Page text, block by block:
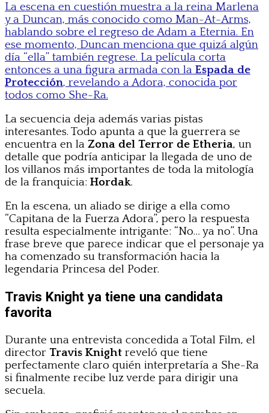
La escena en cuestión muestra a la reina Marlena
y a Duncan, más conocido como Man-At-Arms,
hablando sobre el regreso de Adam a Eternia. En
ese momento, Duncan menciona que quizá algún
día “ella” también regrese. La película corta
entonces a una figura armada con la Espada de
Protección, revelando a Adora, conocida por
todos como She-Ra.
La secuencia deja además varias pistas
interesantes. Todo apunta a que la guerrera se
encuentra en la Zona del Terror de Etheria, un
detalle que podría anticipar la llegada de uno de
los villanos más importantes de toda la mitología
de la franquicia: Hordak.
En la escena, un aliado se dirige a ella como
“Capitana de la Fuerza Adora”, pero la respuesta
resulta especialmente intrigante: “No… ya no”. Una
frase breve que parece indicar que el personaje ya
ha comenzado su transformación hacia la
legendaria Princesa del Poder.
Travis Knight ya tiene una candidata
favorita
Durante una entrevista concedida a Total Film, el
director Travis Knight reveló que tiene
perfectamente claro quién interpretaría a She-Ra
si finalmente recibe luz verde para dirigir una
secuela.